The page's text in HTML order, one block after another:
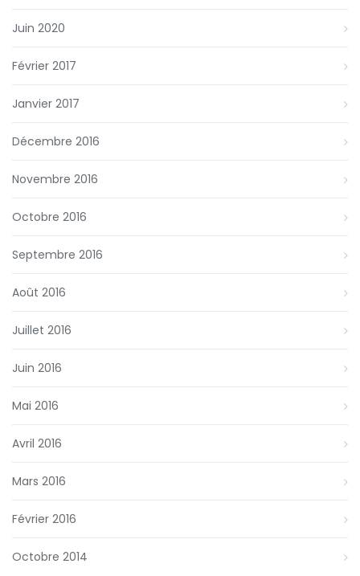
Juin 2020
Février 2017
Janvier 2017
Décembre 2016
Novembre 2016
Octobre 2016
Septembre 2016
Août 2016
Juillet 2016
Juin 2016
Mai 2016
Avril 2016
Mars 2016
Février 2016
Octobre 2014